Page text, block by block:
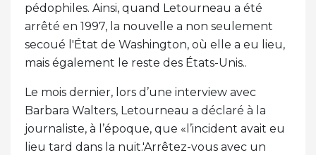
pédophiles. Ainsi, quand Letourneau a été
arrêté en 1997, la nouvelle a non seulement
secoué l'État de Washington, où elle a eu lieu,
mais également le reste des États-Unis..
Le mois dernier, lors d’une interview avec
Barbara Walters, Letourneau a déclaré à la
journaliste, à l’époque, que «l’incident avait eu
lieu tard dans la nuit.'Arrêtez-vous avec un